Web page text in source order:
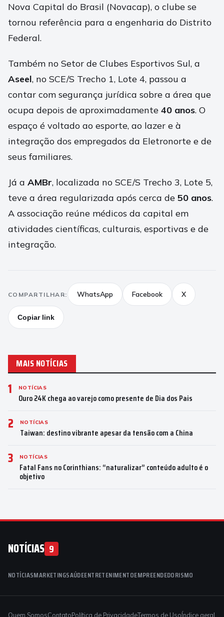
Nova Capital do Brasil (Novacap), o clube se
tornou referência para a engenharia do Distrito
Federal.
Também no Setor de Clubes Esportivos Sul, a
Aseel, no SCE/S Trecho 1, Lote 4, passou a
contar com segurança jurídica sobre a área que
ocupa depois de aproximadamente 40 anos. O
espaço é voltado ao esporte, ao lazer e à
integração dos empregados da Eletronorte e de
seus familiares.
Já a AMBr, localizada no SCE/S Trecho 3, Lote 5,
teve a área regularizada após cerca de 50 anos.
A associação reúne médicos da capital em
atividades científicas, culturais, esportivas e de
integração.
COMPARTILHAR: WhatsApp Facebook X
Copiar link
MAIS NOTÍCIAS
1 NOTÍCIAS
Ouro 24K chega ao varejo como presente de Dia dos Pais
2 NOTÍCIAS
Taiwan: destino vibrante apesar da tensão com a China
3 NOTÍCIAS
Fatal Fans no Corinthians: “naturalizar” conteúdo adulto é o
objetivo
NOTÍCIAS 9
NOTÍCIASMARKETINGSAÚDEENTRETENIMENTOEMPREENDEDORISMO
Quem SomosContatoPolítica de PrivacidadeTermos de UsoÍndice geral